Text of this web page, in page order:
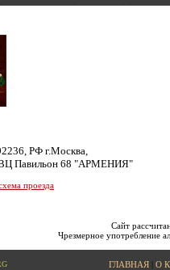
РФ г.Москва,
Павильон 68 "АРМЕНИЯ"
проезда
Сайт
Чрезмерное употребление
ГЛАВНАЯ| О